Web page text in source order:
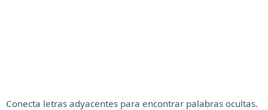
Conecta letras adyacentes para encontrar palabras ocultas.